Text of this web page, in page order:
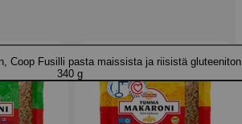
Lisää suosikkeihin, Myllyn Paras Makaroni
suosikkeihin, Myllyn Paras Tumma Makaroni 400
Barilla Spaghetti n.5 durumvehnästä valmistettu
pasta 1kg
Lisää suosikkeihin, Rummo Fusilli pasta no 48
suosikkeihin, Myllyn Paras Raketti Spagetti
Lisää suosikkeihin, Xtra Spaghetti
Lisää suosikkeihin, Coop täysjyväspagetti 500
Lisää suosikkeihin, Coop Gnocchi pasta 500
Lisää suosikkeihin, Coop Fusilli pasta 500
Lisää suosikkeihin, Rummo Spaghetti No 3
Rummo Mezzi rigatoni no 51 pasta
Coop Fusilli pasta maissista ja riisistä gluteeniton
340 g